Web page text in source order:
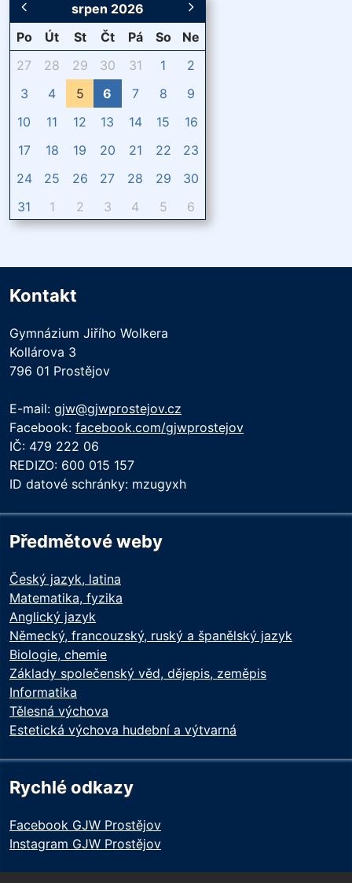
srpen 2026
Po
Út St Čt Pá So
Ne
27
28 29 30 31 1
2
3
4 5 6 7 8
9
10
11 12 13 14 15
16
17
18 19 20 21 22
23
24
25 26 27 28 29
30
31
1 2 3 4 5 6
Kontakt
Gymnázium Jiřího Wolkera
Kollárova 3
796 01 Prostějov
E-mail: gjw@gjwprostejov.cz
Facebook: facebook.com/gjwprostejov
IČ: 479 222 06
REDIZO: 600 015 157
ID datové schránky: mzugyxh
Předmětové weby
Český jazyk, latina
Matematika, fyzika
Anglický jazyk
Německý, francouzský, ruský a španělský jazyk
Biologie, chemie
Základy společenský věd, dějepis, zeměpis
Informatika
Tělesná výchova
Estetická výchova hudební a výtvarná
Rychlé odkazy
Facebook GJW Prostějov
Instagram GJW Prostějov